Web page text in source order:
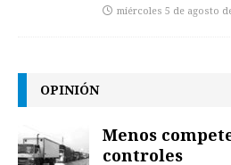
miércoles 5 de agosto
OPINIÓN
Menos
controles